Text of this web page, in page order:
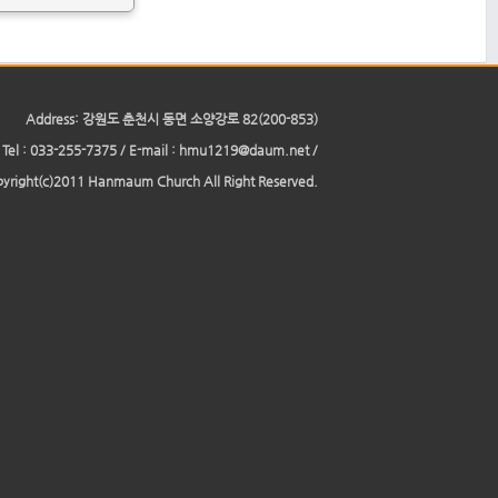
Address: 강원도 춘천시 동면 소양강로 82(200-853)
Tel : 033-255-7375 / E-mail : hmu1219@daum.net /
Hanmaum Church All Right Reserved.